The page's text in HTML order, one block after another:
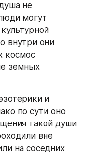
не
могут
внутри они
космос
земных
и
по сути оно
такой души
вне
на соседних